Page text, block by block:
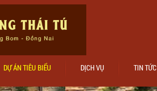
DỰ ÁN TIÊU BIỂU DỊCH VỤ TIN TỨC